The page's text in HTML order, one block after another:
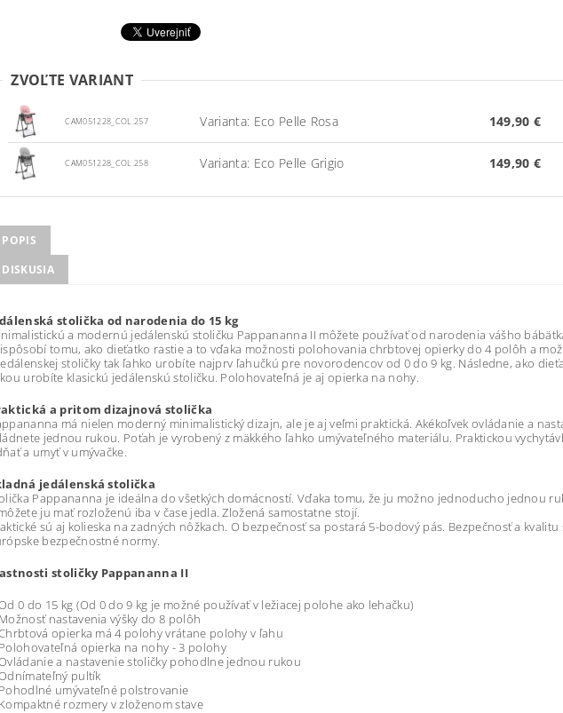
ZVOĽTE VARIANT
CAM051228_COL.257 Varianta: Eco Pelle Rosa 149,90 €
CAM051228_COL.258 Varianta: Eco Pelle Grigio 149,90 €
POPIS
DISKUSIA
stolička od narodenia do 15 kg
a modernú jedálenskú stoličku Pappananna II môžete používať od narodenia vášho
tomu, ako dieťatko rastie a to vďaka možnosti polohovania chrbtovej opierky do 4 polôh a
stoličky tak ľahko urobíte najprv ľahučkú pre novorodencov od 0 do 9 kg. Následne, ako
urobíte klasickú jedálenskú stoličku. Polohovateľná je aj opierka na nohy.
a pritom dizajnová stolička
má nielen moderný minimalistický dizajn, ale je aj veľmi praktická. Akékoľvek ovládanie a
jednou rukou. Poťah je vyrobený z mäkkého ľahko umývateľného materiálu. Praktickou
a umyť v umývačke.
jedálenská stolička
Pappananna je ideálna do všetkých domácností. Vďaka tomu, že ju možno jednoducho jednou
ju mať rozloženú iba v čase jedla. Zložená samostatne stojí.
sú aj kolieska na zadných nôžkach. O bezpečnosť sa postará 5-bodový pás. Bezpečnosť a
bezpečnostné normy.
stoličky Pappananna II
0 do 15 kg (Od 0 do 9 kg je možné používať v ležiacej polohe ako lehačku)
nastavenia výšky do 8 polôh
opierka má 4 polohy vrátane polohy v ľahu
opierka na nohy - 3 polohy
a nastavenie stoličky pohodlne jednou rukou
pultík
umývateľné polstrovanie
rozmery v zloženom stave